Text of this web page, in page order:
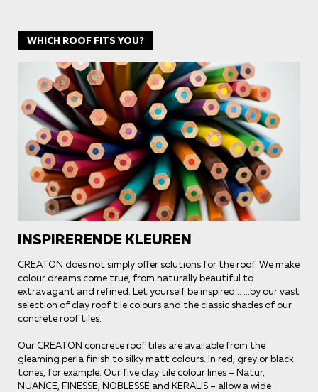
WHICH ROOF FITS YOU?
INSPIRERENDE KLEUREN
CREATON does not simply offer solutions for the roof. We make
colour dreams come true, from naturally beautiful to
extravagant and refined. Let yourself be inspired... ...by our vast
selection of clay roof tile colours and the classic shades of our
concrete roof tiles.
Our CREATON concrete roof tiles are available from the
gleaming perla finish to silky matt colours. In red, grey or black
tones, for example. Our five clay tile colour lines – Natur,
NUANCE, FINESSE, NOBLESSE and KERALIS – allow a wide